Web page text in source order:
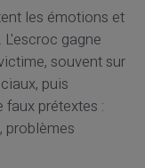
les émotions et
gagne
souvent sur
puis
prétextes :
problèmes